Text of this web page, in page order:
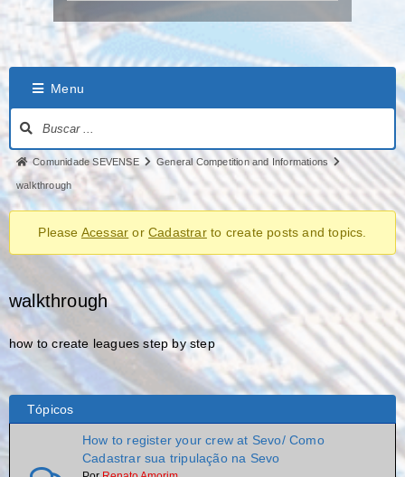
Menu
Comunidade SEVENSE General Competition and Informations
walkthrough
Please Acessar orCadastrarto create posts and topics.
walkthrough
how to create leagues step by step
Tópicos
How to register your crew at Sevo/ Como
Cadastrar sua tripulação na Sevo